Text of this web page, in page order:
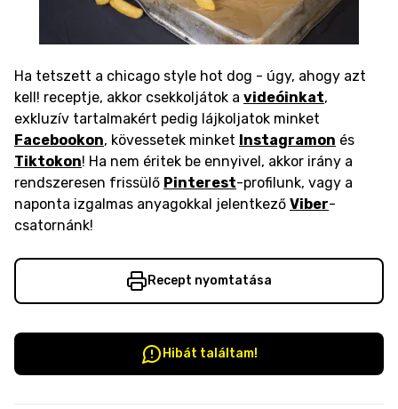
Ha tetszett a chicago style hot dog - úgy, ahogy azt
kell! receptje, akkor csekkoljátok a videóinkat,
exkluzív tartalmakért pedig lájkoljatok minket
Facebookon, kövessetek minket Instagramon és
Tiktokon! Ha nem éritek be ennyivel, akkor irány a
rendszeresen frissülő Pinterest-profilunk, vagy a
naponta izgalmas anyagokkal jelentkező Viber-
csatornánk!
Recept nyomtatása
Hibát találtam!